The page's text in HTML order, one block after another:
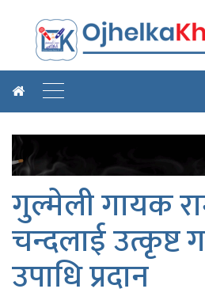
गुल्मेली गायक
चन्दलाई उत्कृष्ट
उपाधि प्रदान